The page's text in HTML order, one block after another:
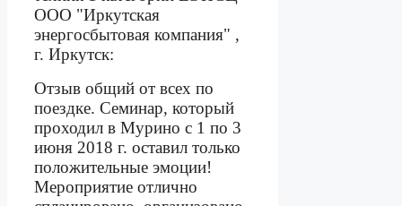
ООО "Иркутская
энергосбытовая компания" ,
г. Иркутск:
Отзыв общий от всех по
поездке. Семинар, который
проходил в Мурино с 1 по 3
июня 2018 г. оставил только
положительные эмоции!
Мероприятие отлично